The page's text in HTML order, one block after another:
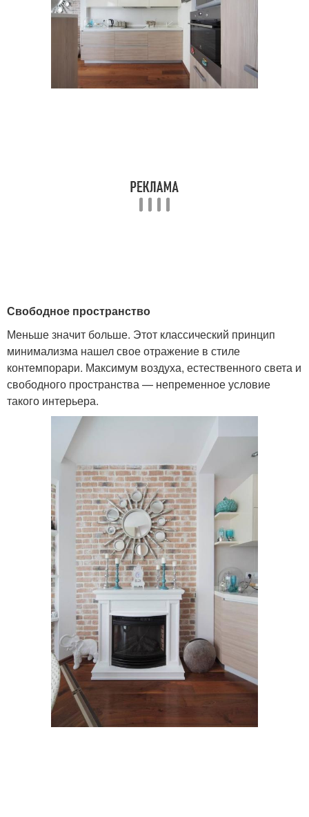
Свободное пространство
Меньше значит больше. Этот классический принцип
минимализма нашел свое отражение в стиле
контемпорари. Максимум воздуха, естественного света и
свободного пространства — непременное условие
такого интерьера.